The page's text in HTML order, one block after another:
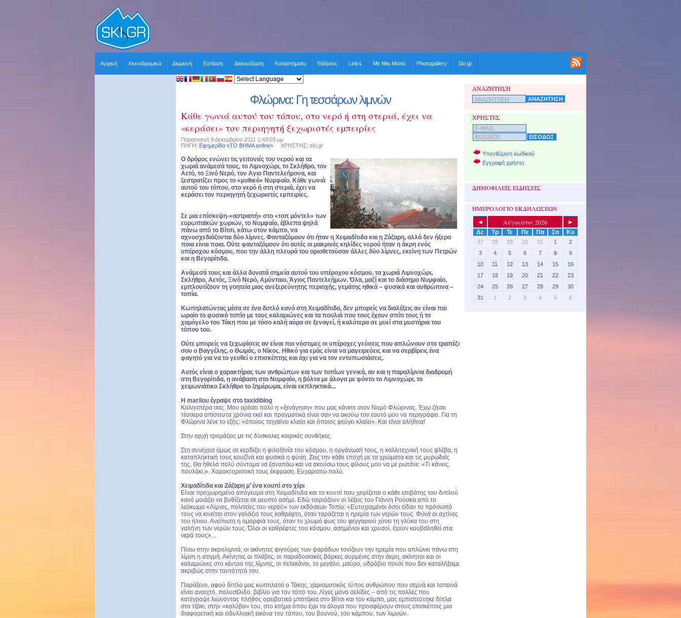
Αρχική Χιονοδρομικά Διαμονή Εστίαση Διασκέδαση Καταστήματα Ειδήσεις Links Με Μια Ματιά Photogallery Ski.gr
Φλώρινα: Γη τεσσάρων λιμνών
Κάθε γωνιά αυτού του τόπου, στο νερό ή στη στεριά, έχει να
«κεράσει» τον περιηγητή ξεχωριστές εµπειρίες
Παρασκευή 9 Δεκεμβρίου 2011 1:43:03 μμ
ΠΗΓΗ: Εφημερίδα «ΤΟ ΒΗΜΑ online» ΧΡΗΣΤΗΣ: ski.gr
Ο δρόµος ενώνει τις γειτονιές του νερού και τα
χωριά ανάµεσά τους, το Λιµνοχώρι, το Σκλήθρο, τον
Αετό, το Ξινό Νερό, τον Αγιο Παντελεήµονα, και
ξεστρατίζει προς το «µυθικό» Νυµφαίο. Κάθε γωνιά
αυτού του τόπου, στο νερό ή στη στεριά, έχει να
κεράσει τον περιηγητή ξεχωριστές εµπειρίες.
Σε μια επίσκεψη-«αστραπή» στο «τοπ μόντελ» των
ευρωπαϊκών χωριών, το Νυμφαίο, έβλεπα ψηλά
πάνω από το Βίτσι, κάτω στον κάμπο, να
αχνοσχεδιάζονται δύο λίμνες. Φανταζόμουν ότι ήταν η Χειμαδίτιδα και η Ζάζαρη, αλλά δεν ήξερα
ποια είναι ποια. Ούτε φανταζόμουν ότι αυτές οι μακρινές κηλίδες νερού ήταν η άκρη ενός
υπέροχου κόσμου, που την άλλη πλευρά του οριοθετούσαν άλλες δύο λίμνες, εκείνη των Πετρών
και η Βεγορίτιδα.
Ανάμεσά τους και άλλα δυνατά σημεία αυτού του υπέροχου κόσμου, τα χωριά Λιμνοχώρι,
Σκλήθρο, Αετός, Ξινό Νερό, Αμύνταιο, Άγιος Παντελεήμων. Όλα, μαζί και το διάσημο Νυμφαίο,
εμπλουτίζουν τη γοητεία μιας ανεξερεύνητης περιοχής, γεμάτης ηθικά – φυσικά και ανθρώπινα –
τοπία.
Κωπηλατώντας μέσα σε ένα διπλό κανό στη Χειμαδίτιδα, δεν μπορείς να διαλέξεις αν είναι πιο
ωραίο το φυσικό τοπίο με τους καλαμιώνες και τα πουλιά που τους έχουν σπίτι τους ή το
χαμόγελο του Τάκη που με τόσο καλή αύρα σε ξεναγεί, ή καλύτερα σε μυεί στα μυστήρια του
τόπου του.
Ούτε μπορείς να ξεχωρίσεις αν είναι πιο νόστιμες οι υπέροχες γεύσεις που απλώνουν στο τραπέζι
σου ο Βαγγέλης, ο Θωμάς, ο Νίκος. Ηθικό για εμάς είναι να μαγειρεύεις και να σερβίρεις ένα
φαγητό για να το γευθεί ο επισκέπτης και όχι για να τον εντυπωσιάσεις.
Αυτός είναι ο χαρακτήρας των ανθρώπων και των τοπίων γενικά, αν και η παραλίμνια διαδρομή
στη Βεγορίτιδα, η ανάβαση στο Νυμφαίο, η βόλτα με άλογα με φόντο το Λιμνοχώρι, το
χειμωνιάτικο Σκλήθρο το ξημέρωμα, είναι εκπληκτικά...
Η marilou έγραψε στο taxidiblog
Καλησπέρα σας. Μου αρέσει πολύ η «ξενάγηση» που μας κάνετε στον Νομό Φλώρινας. Έχω ζήσει
τέσσερα απίστευτα χρόνια εκεί και πραγματικά είναι σαν να ακούω τον εαυτό μου να περιγράφει. Για τη
Φλώρινα λένε το εξής: «όποιος πηγαίνει κλαίει και όποιος φεύγει κλαίει». Και είναι αλήθεια!
Στην αρχή τρομάζεις με τις δύσκολες καιρικές συνθήκες.
Στη συνέχεια όμως σε κερδίζει η φιλοξενία του κόσμου, η οργάνωσή τους, η καλλιτεχνική τους φλέβα, η
καταπληκτική τους κουζίνα και φυσικά η φύση. Ζεις την κάθε εποχή με τα χρώματα και τις μυρωδιές
της. Θα ήθελα πολύ σύντομα να ξαναπάω και να ακούσω τους φίλους μου να με ρωτάνε: «Τι κάνεις,
πουλάκι;». Χαρακτηριστική τους έκφραση. Ευχαριστώ πολύ.
Χειµαδίτιδα και Ζάζαρη µ’ ένα κουπί στο χέρι
Είναι προχωρηµένο απόγευµα στη Χειµαδίτιδα και το κουπί που χειρίζεται ο κάθε επιβάτης του διπλού
κανό µοιάζει να βυθίζεται σε ρευστό ασήµι. Εδώ ταιριάζουν οι λέξεις του Γιάννη Ρούσκα από το
λεύκωµα «Λίµνες, πολιτείες του νερού» των εκδόσεων Τοπίο: «Ευτυχισµένοι όσοι είδαν το πρόσωπό
τους να κινείται στον γαλάζιο τους καθρέφτη, όταν ταράζεται η ηρεµία των νερών τους. Φιλιά οι αχτίνες
του ήλιου. Ανείπωτη η οµορφιά τους, όταν το χλωµό φως του φεγγαριού χύνει τη γλύκα του στη
γαλήνη των νερών τους. Όλοι οι καθρέφτες του κόσµου, ασηµένιοι και χρυσοί, έχουν κουβαληθεί στα
νερά τους»...
Πίσω στην ακρολιµνιά, οι ακίνητες φιγούρες των ψαράδων τονίζουν την ηρεµία που απλώνει πάνω στη
λίµνη η στιγµή. Ακίνητες οι πλάβες, οι παραδοσιακές βάρκες συρµένες στην άκρη, ακίνητοι και οι
καλαµιώνες στο κέντρο της λίµνης, οι πελεκάνοι, το µεγάλο, µαύρο, υδρόβιο πουλί που δεν καταλήξαµε
ακριβώς στην ταυτότητά του.
Παράξενο, αφού δίπλα µας κωπηλατεί ο Τάκης, χαρισµατικός τύπος ανθρώπου που σεµνά και ταπεινά
είναι ανοιχτό, πολυσέλιδο, βιβλίο για τον τόπο του. Λίγες µόνο σελίδες – από τις πολλές που
κατέγραψε λιώνοντας πλήθος ορειβατικά µποτάκια στο Βίτσι και τον κάµπο, µας εµπιστεύτηκε δίπλα
στο τζάκι, στην «καλύβα» του, στο κτήµα όπου έχει τα άλογα που προσφέρουν στους επισκέπτες µια
διαφορετική και ειδυλλιακή εικόνα του τόπου, του βουνού, του κάµπου, των λιµνών.
ΑΝΑΖΗΤΗΣΗ
ΧΡΗΣΤΕΣ
Υπενθύμιση κωδικού
Εγγραφή χρήστη
ΔΗΜΟΦΙΛΕΙΣ ΕΙΔΗΣΕΙΣ
ΗΜΕΡΟΛΟΓΙΟ ΕΚΔΗΛΩΣΕΩΝ
◄ Αύγουστος 2026
►
Δε
Τρ Τε Πε Πα Σα Κυ
27 28 29 30 31 1
2
3
4 5 6 7 8
9
10
11 12 13 14 15
16
17
18 19 20 21 22
23
24
25 26 27 28 29
30
31
1 2 3 4 5 6